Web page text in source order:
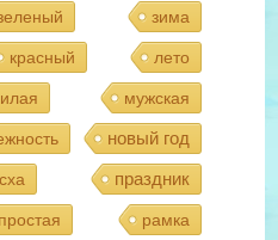
зима
красный лето
мужская
новый год
праздник
простая рамка